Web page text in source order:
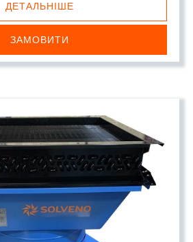
ДЕТАЛЬНІШЕ
ЗАМОВИТИ